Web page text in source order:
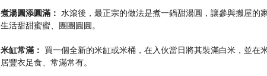
煮湯圓添圓滿： 水滾後，最正宗的做法是煮一鍋甜湯圓，讓參與搬屋的
生活甜甜蜜蜜、團團圓圓。
米缸常滿：
買一個全新的米缸或米桶，在入伙當日將其裝滿白米，並在
居豐衣足食、常滿常有。